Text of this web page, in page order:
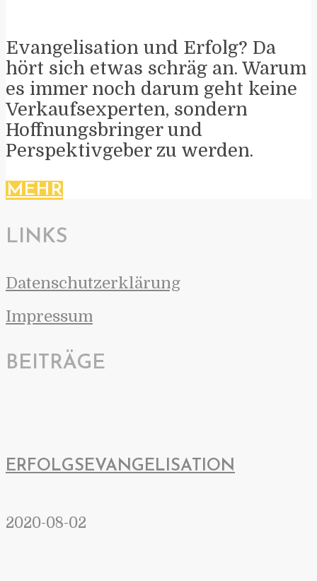
Evangelisation und Erfolg? Da
hört sich etwas schräg an. Warum
es immer noch darum geht keine
Verkaufsexperten, sondern
Hoffnungsbringer und
Perspektivgeber zu werden.
MEHR
LINKS
Datenschutzerklärung
Impressum
BEITRÄGE
ERFOLGSEVANGELISATION
2020-08-02